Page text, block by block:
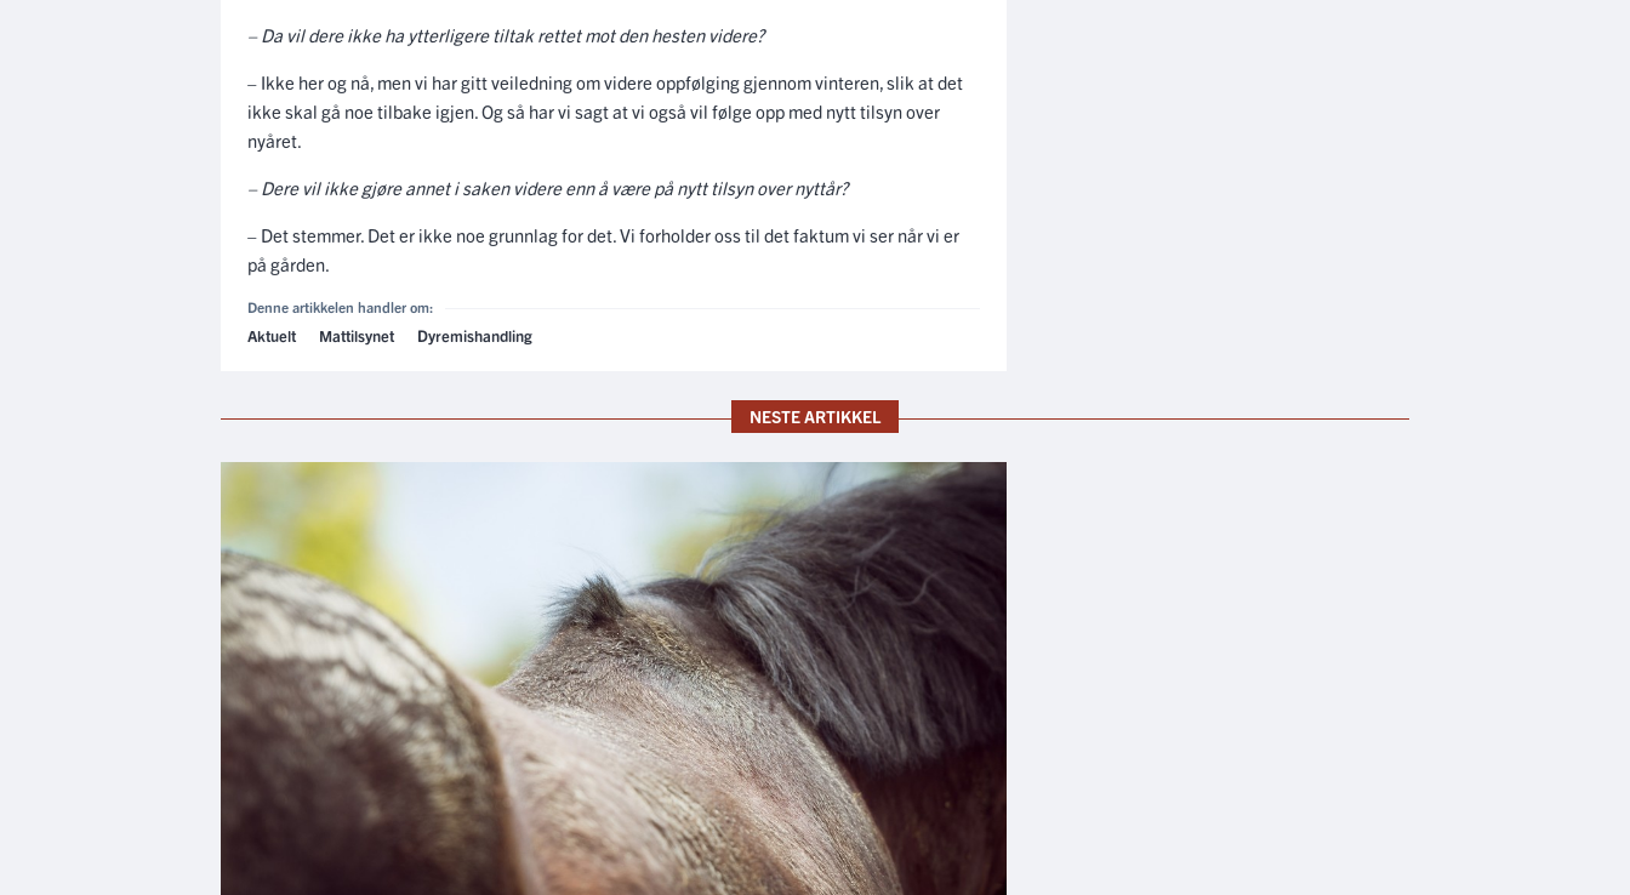
– Da vil dere ikke ha ytterligere tiltak rettet mot den hesten videre?
– Ikke her og nå, men vi har gitt veiledning om videre oppfølging gjennom vinteren, slik at det
ikke skal gå noe tilbake igjen. Og så har vi sagt at vi også vil følge opp med nytt tilsyn over
nyåret.
– Dere vil ikke gjøre annet i saken videre enn å være på nytt tilsyn over nyttår?
– Det stemmer. Det er ikke noe grunnlag for det. Vi forholder oss til det faktum vi ser når vi er
på gården.
Denne artikkelen handler om:
Aktuelt Mattilsynet Dyremishandling
NESTE ARTIKKEL